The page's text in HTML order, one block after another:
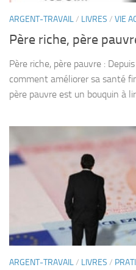
ARGENT-TRAVAIL/ LIVRES / VIE
Père riche, père
Père riche, père pauvre :
comment améliorer sa santé
père pauvre est un bouquin à
ARGENT-TRAVAIL/ LIVRES /